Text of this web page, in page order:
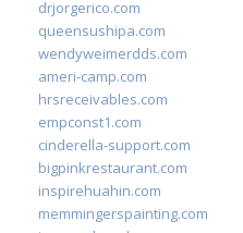
drjorgerico.com
queensushipa.com
wendyweimerdds.com
ameri-camp.com
hrsreceivables.com
empconst1.com
cinderella-support.com
bigpinkrestaurant.com
inspirehuahin.com
memmingerspainting.com